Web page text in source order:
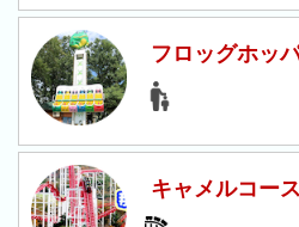
ン
グ
先
月
の
ラ
ン
フロッグホッ
キャメルコー